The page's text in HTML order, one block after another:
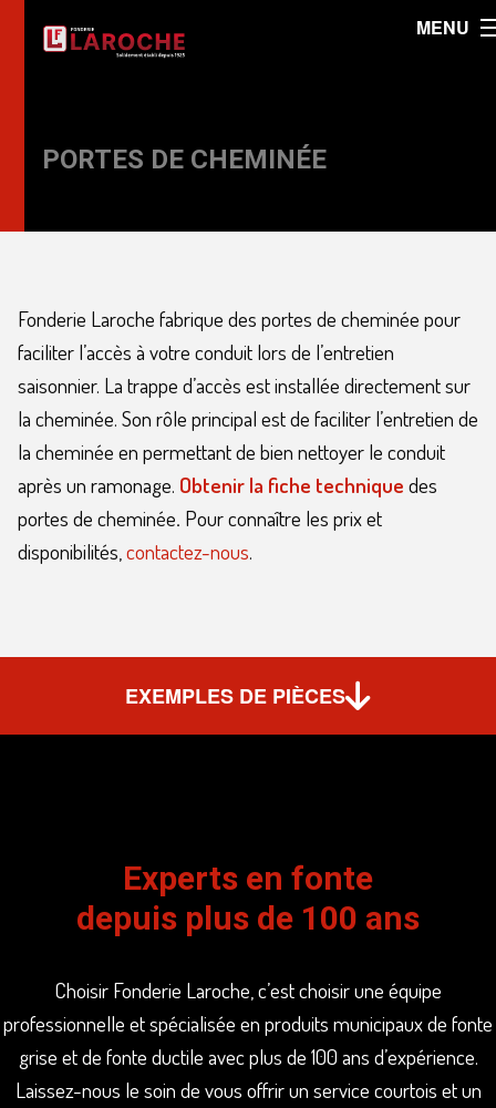
MENU
PORTES DE CHEMINÉE
Fonderie Laroche fabrique des portes de cheminée pour
faciliter l’accès à votre conduit lors de l’entretien
saisonnier. La trappe d’accès est installée directement sur
la cheminée. Son rôle principal est de faciliter l’entretien de
la cheminée en permettant de bien nettoyer le conduit
après un ramonage. Obtenir la fiche technique des
portes de cheminée. Pour connaître les prix et
disponibilités,contactez-nous.
EXEMPLES DE PIÈCES
Experts en fonte
depuis plus de 100 ans
Choisir Fonderie Laroche, c’est choisir une équipe
professionnelle et spécialisée en produits municipaux de fonte
grise et de fonte ductile avec plus de 100 ans d’expérience.
Laissez-nous le soin de vous offrir un service courtois et un